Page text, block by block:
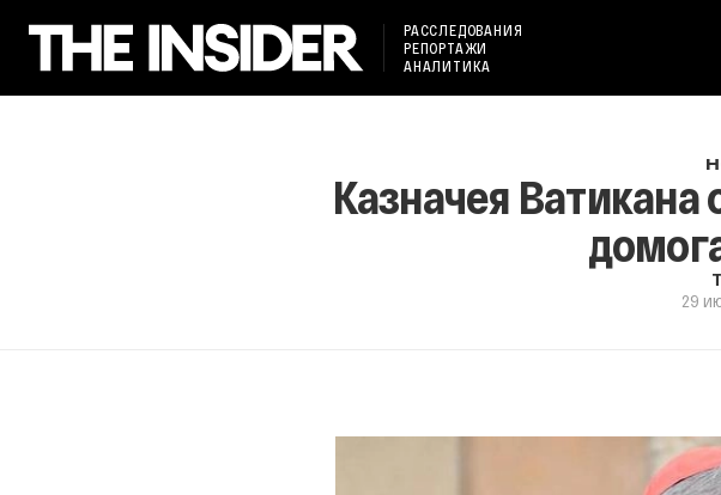
РАССЛЕДОВАНИЯ
РЕПОРТАЖИ
АНАЛИТИКА
Казначея
29